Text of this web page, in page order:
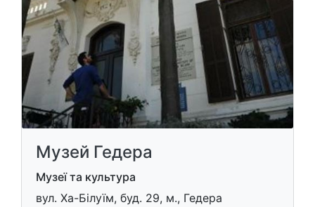
Музей Гедера
Музеї та культура
вул. Ха-Білуїм, буд. 29, м., Гедера